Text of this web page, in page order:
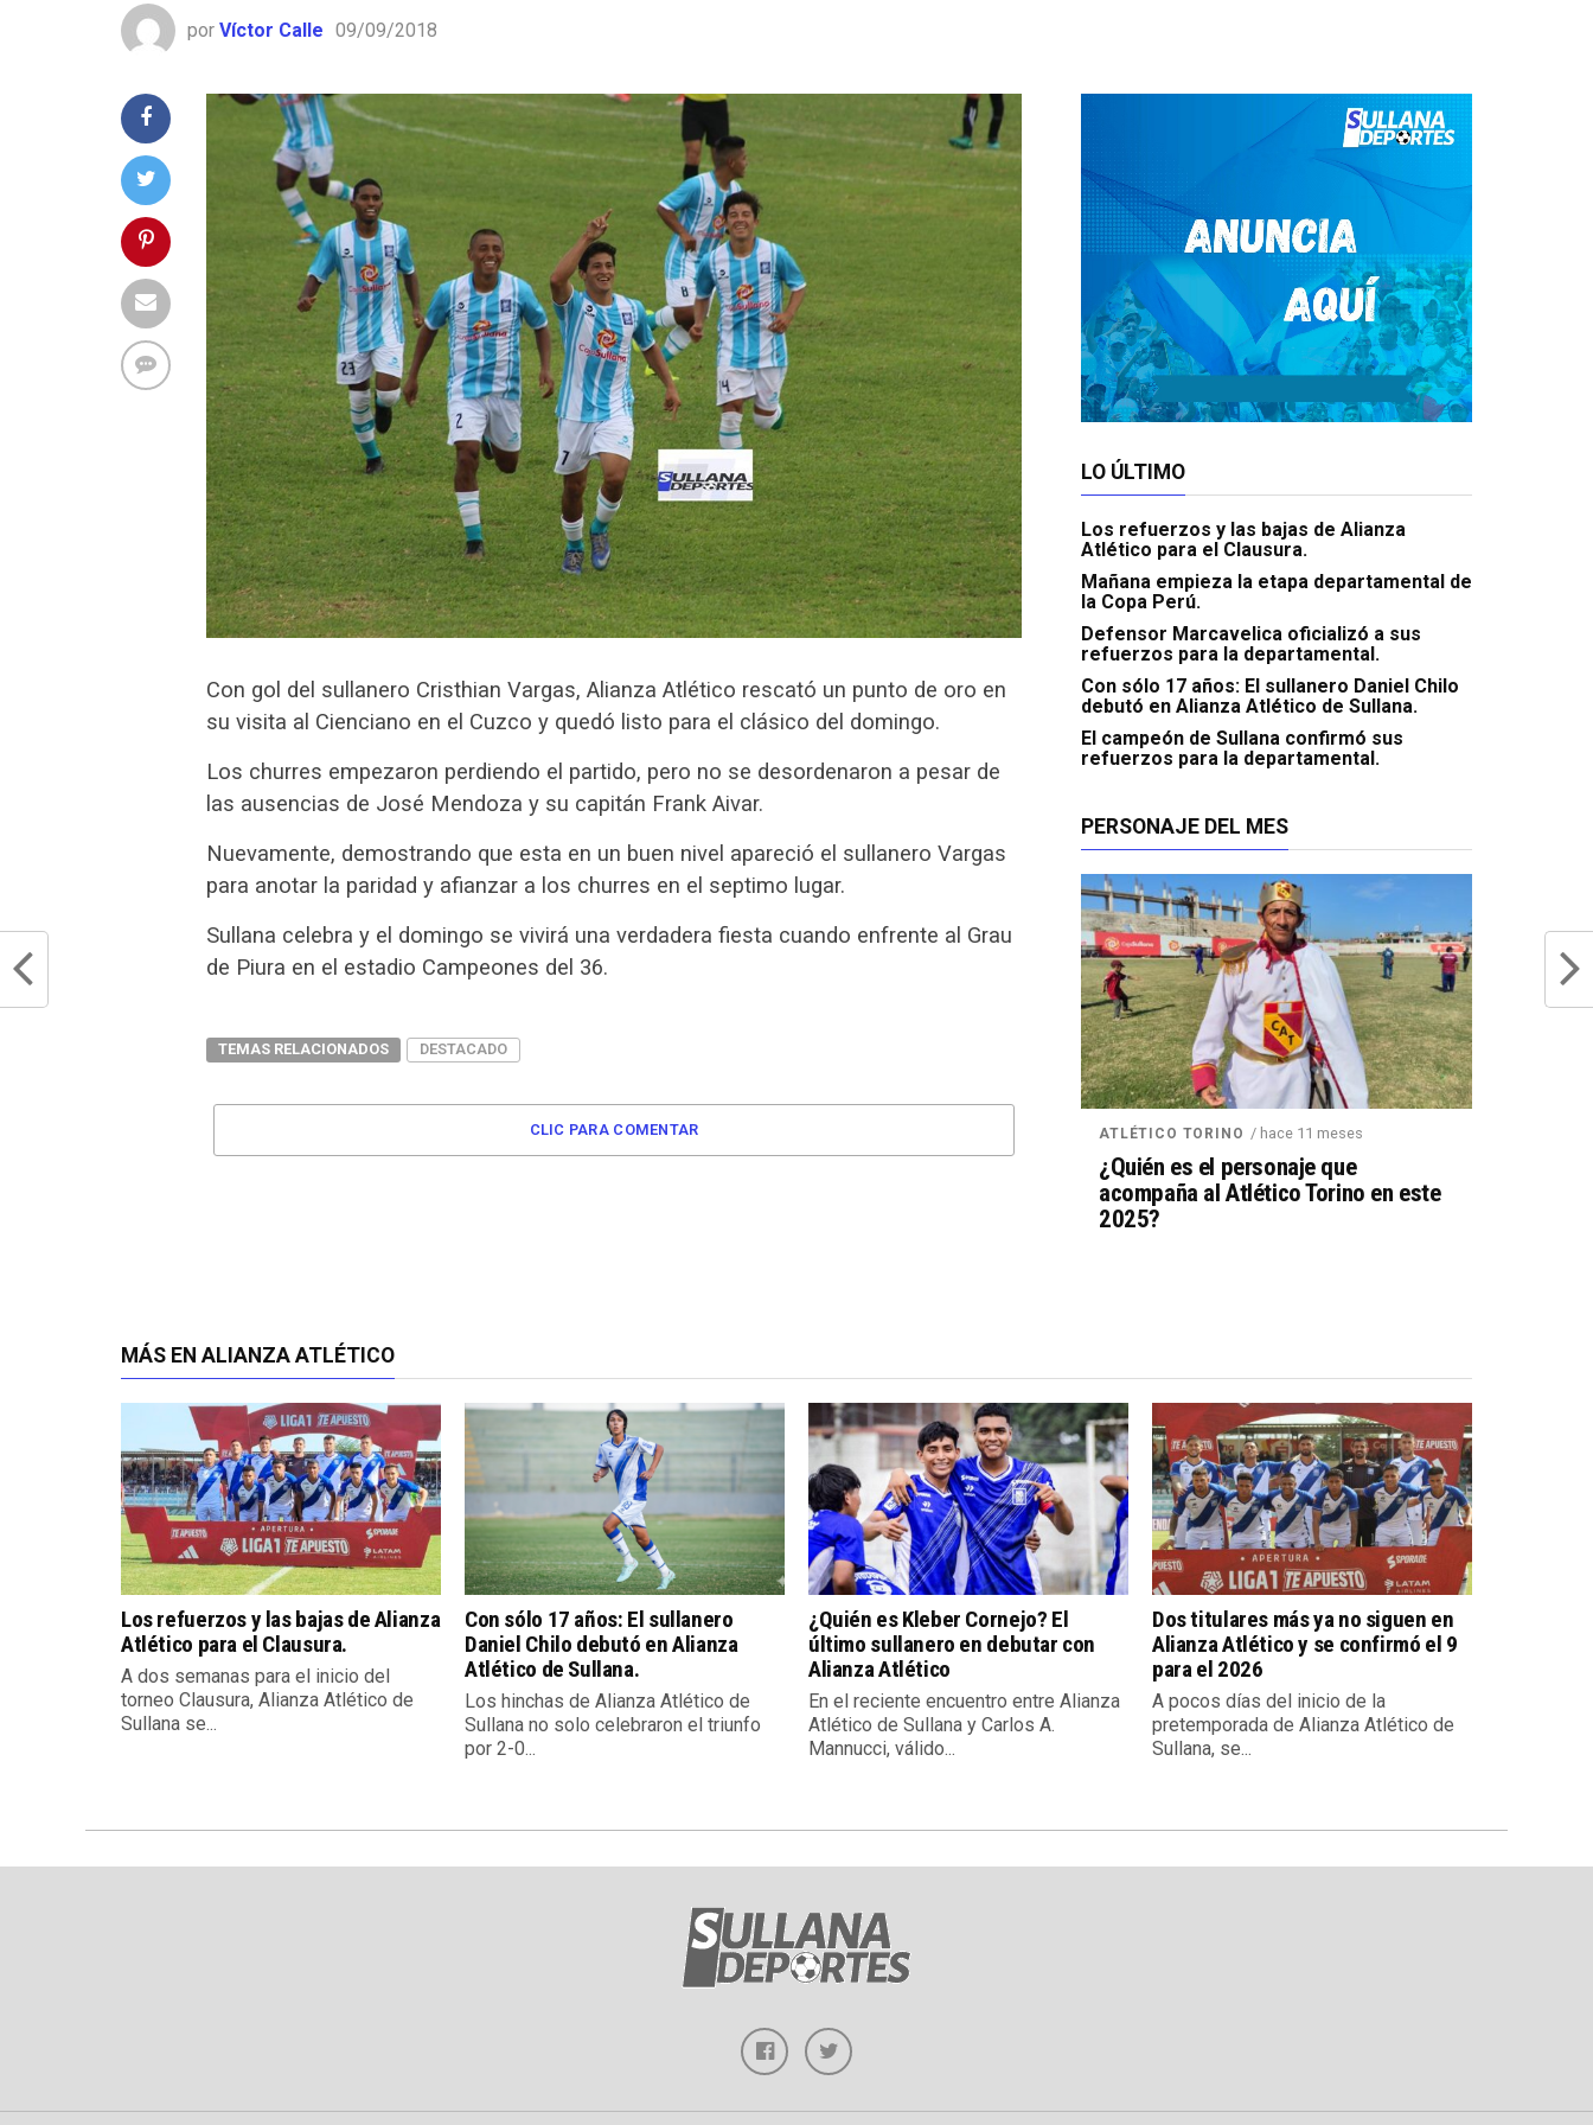
por Víctor Calle 09/09/2018
Con gol del sullanero Cristhian Vargas, Alianza Atlético rescató un punto de oro en
su visita al Cienciano en el Cuzco y quedó listo para el clásico del domingo.
Los churres empezaron perdiendo el partido, pero no se desordenaron a pesar de
las ausencias de José Mendoza y su capitán Frank Aivar.
Nuevamente, demostrando que esta en un buen nivel apareció el sullanero Vargas
para anotar la paridad y afianzar a los churres en el septimo lugar.
Sullana celebra y el domingo se vivirá una verdadera fiesta cuando enfrente al Grau
de Piura en el estadio Campeones del 36.
TEMAS RELACIONADOS DESTACADO
CLIC PARA COMENTAR
LO ÚLTIMO
Los refuerzos y las bajas de Alianza
Atlético para el Clausura.
Mañana empieza la etapa departamental de
la Copa Perú.
Defensor Marcavelica oficializó a sus
refuerzos para la departamental.
Con sólo 17 años: El sullanero Daniel Chilo
debutó en Alianza Atlético de Sullana.
El campeón de Sullana confirmó sus
refuerzos para la departamental.
PERSONAJE DEL MES
ATLÉTICO TORINO / hace 11 meses
¿Quién es el personaje que
acompaña al Atlético Torino en este
2025?
MÁS EN ALIANZA ATLÉTICO
Los refuerzos y las bajas de Alianza
Atlético para el Clausura.
A dos semanas para el inicio del
torneo Clausura, Alianza Atlético de
Sullana se...
Con sólo 17 años: El sullanero
Daniel Chilo debutó en Alianza
Atlético de Sullana.
Los hinchas de Alianza Atlético de
Sullana no solo celebraron el triunfo
por 2-0...
¿Quién es Kleber Cornejo? El
último sullanero en debutar con
Alianza Atlético
En el reciente encuentro entre Alianza
Atlético de Sullana y Carlos A.
Mannucci, válido...
Dos titulares más ya no siguen en
Alianza Atlético y se confirmó el 9
para el 2026
A pocos días del inicio de la
pretemporada de Alianza Atlético de
Sullana, se...